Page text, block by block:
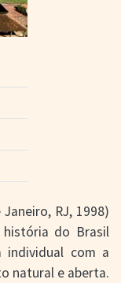
RJ, 1998)
história do Brasil
individual com a
natural e aberta.